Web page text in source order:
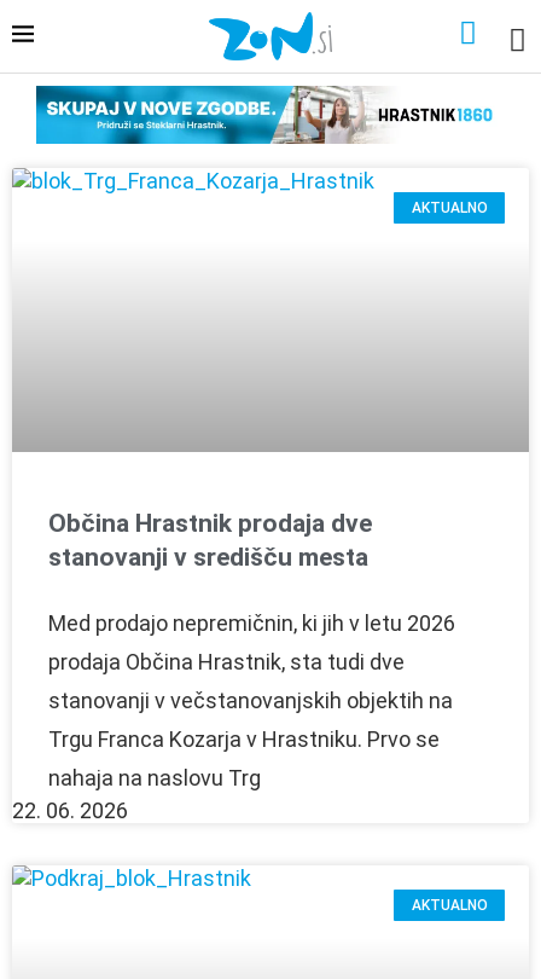
AKTUALNO
Občina Hrastnik prodaja dve
stanovanji v središču mesta
Med prodajo nepremičnin, ki jih v letu 2026
prodaja Občina Hrastnik, sta tudi dve
stanovanji v večstanovanjskih objektih na
Trgu Franca Kozarja v Hrastniku. Prvo se
nahaja na naslovu Trg
22. 06. 2026
AKTUALNO